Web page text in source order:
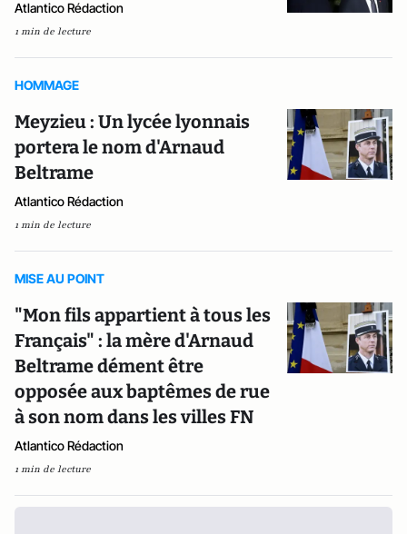
Atlantico Rédaction
1 min de lecture
HOMMAGE
Meyzieu : Un lycée lyonnais
portera le nom d'Arnaud
Beltrame
Atlantico Rédaction
1 min de lecture
MISE AU POINT
"Mon fils appartient à tous les
Français" : la mère d'Arnaud
Beltrame dément être
opposée aux baptêmes de rue
à son nom dans les villes FN
Atlantico Rédaction
1 min de lecture